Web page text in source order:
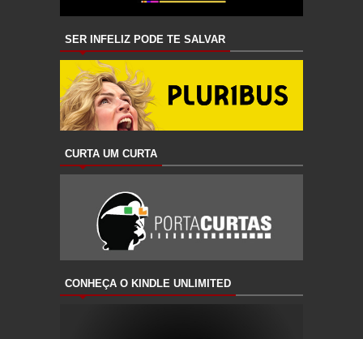
SER INFELIZ PODE TE SALVAR
CURTA UM CURTA
CONHEÇA O KINDLE UNLIMITED